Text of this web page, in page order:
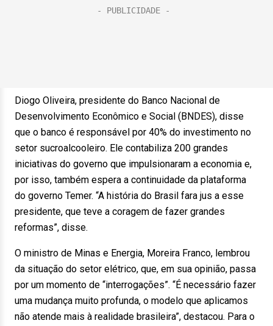
Diogo Oliveira, presidente do Banco Nacional de
Desenvolvimento Econômico e Social (BNDES), disse
que o banco é responsável por 40% do investimento no
setor sucroalcooleiro. Ele contabiliza 200 grandes
iniciativas do governo que impulsionaram a economia e,
por isso, também espera a continuidade da plataforma
do governo Temer. “A história do Brasil fara jus a esse
presidente, que teve a coragem de fazer grandes
reformas”, disse.
O ministro de Minas e Energia, Moreira Franco, lembrou
da situação do setor elétrico, que, em sua opinião, passa
por um momento de “interrogações”. “É necessário fazer
uma mudança muito profunda, o modelo que aplicamos
não atende mais à realidade brasileira”, destacou. Para o